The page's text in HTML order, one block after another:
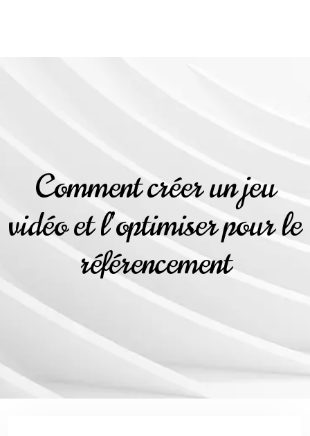
Comment créer un jeu
vidéo et l’optimiser pour le
référencement